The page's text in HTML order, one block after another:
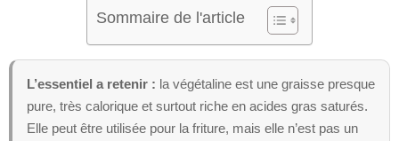
Sommaire de l'article
L’essentiel a retenir : la végétaline est une graisse presque
pure, très calorique et surtout riche en acides gras saturés.
Elle peut être utilisée pour la friture, mais elle n’est pas un